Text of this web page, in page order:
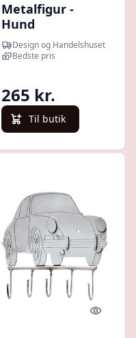
Metalfigur -
Hund
nøgleholder
Design og Handelshuset
Bedste pris
265 kr.
Til butik
Quick